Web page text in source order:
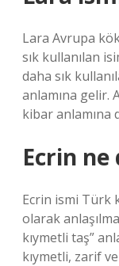
Lara Avrupa
sık kullanılan
daha sık
anlamına gelir.
kibar anlamına
Ecrin ne
Ecrin ismi Türk
olarak
kıymetli taş”
kıymetli, zarif